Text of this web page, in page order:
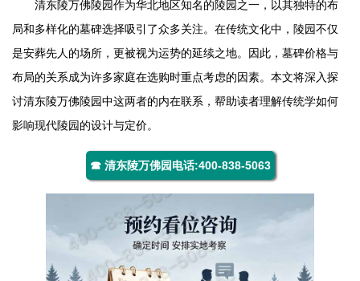
清东陵万佛陵园作为华北地区知名的陵园之一，以其独特的布
局和多样化的墓碑选择吸引了众多关注。在传统文化中，陵园不仅
是安葬先人的场所，更被视为运势的延续之地。因此，墓碑价格与
布局的关系成为许多家庭在选购时重点考虑的因素。本文将深入探
讨清东陵万佛陵园中这两者的内在联系，帮助读者理解传统学如何
影响现代陵园的设计与定价。
☎ 清东陵万佛园电话:400-838-5063